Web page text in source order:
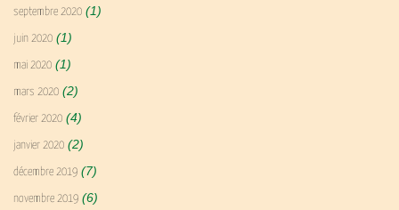
septembre 2020 (1)
juin 2020 (1)
mai 2020 (1)
mars 2020 (2)
février 2020 (4)
janvier 2020 (2)
décembre 2019 (7)
novembre 2019 (6)